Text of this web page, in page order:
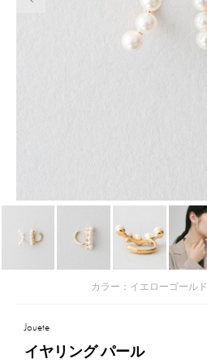
カラー：イエローゴールド
Jouete
イヤリング パール